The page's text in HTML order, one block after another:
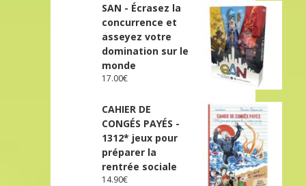
SAN - Écrasez la
concurrence et
asseyez votre
domination sur le
monde
17.00€
CAHIER DE
CONGÉS PAYÉS -
1312* jeux pour
préparer la
rentrée sociale
14.90€